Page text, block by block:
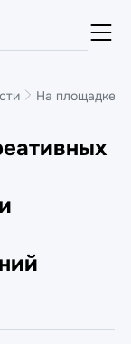
На площадке